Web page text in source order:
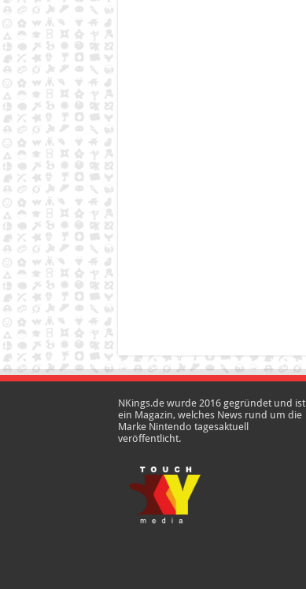
NKings.de wurde 2016 gegründet und ist
ein Magazin, welches News rund um die
Marke Nintendo tagesaktuell
veröffentlicht.